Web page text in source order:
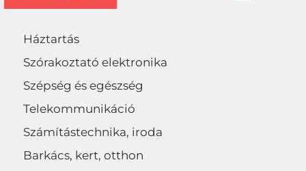
Háztartás
Szórakoztató elektronika
Szépség és egészség
Telekommunikáció
Számítástechnika, iroda
Barkács, kert, otthon